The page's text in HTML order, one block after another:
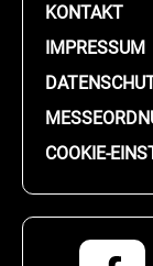
KONTAKT
IMPRESSUM
COOKIE-